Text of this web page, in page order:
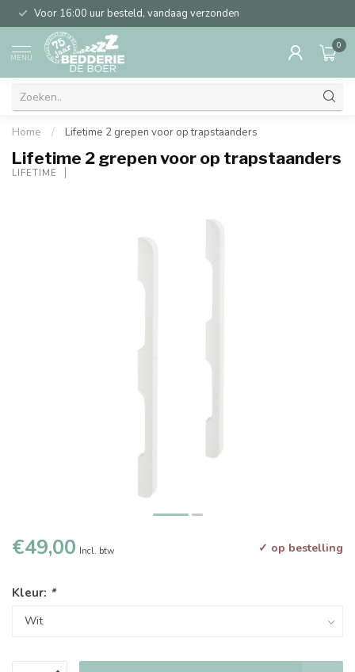
Voor 16:00 uur besteld, vandaag verzonden
MENU
0
Home / Lifetime 2 grepen voor op trapstaanders
Lifetime 2 grepen voor op trapstaanders
LIFETIME
€49,00 Incl. btw ✓ op bestelling
Kleur: *